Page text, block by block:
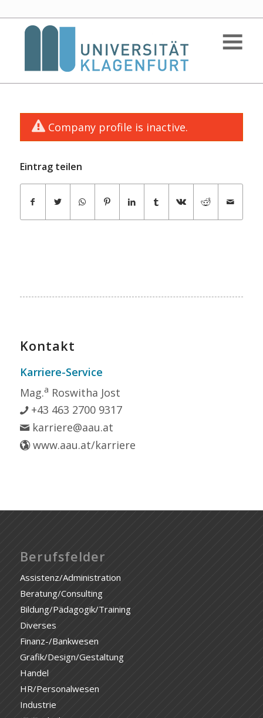
Company profile is inactive.
Eintrag teilen
Kontakt
Karriere-Service
Mag.a Roswitha Jost
+43 463 2700 9317
karriere@aau.at
www.aau.at/karriere
Berufsfelder
Assistenz/Administration
Beratung/Consulting
Bildung/Pädagogik/Training
Diverses
Finanz-/Bankwesen
Grafik/Design/Gestaltung
Handel
HR/Personalwesen
Industrie